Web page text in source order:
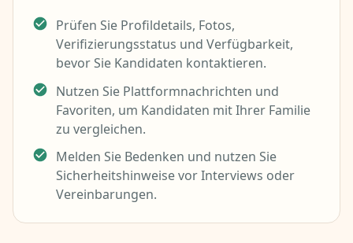
Prüfen Sie Profildetails, Fotos,
Verifizierungsstatus und Verfügbarkeit,
bevor Sie Kandidaten kontaktieren.
Nutzen Sie Plattformnachrichten und
Favoriten, um Kandidaten mit Ihrer Familie
zu vergleichen.
Melden Sie Bedenken und nutzen Sie
Sicherheitshinweise vor Interviews oder
Vereinbarungen.